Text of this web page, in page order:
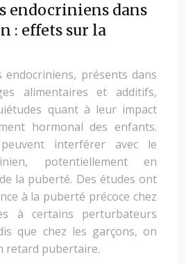
endocriniens dans
: effets sur la
présents dans
alimentaires et additifs,
quant à leur impact
hormonal des enfants.
interférer avec le
potentiellement en
la puberté. Des études ont
à la puberté précoce chez
à certains perturbateurs
que chez les garçons, on
retard pubertaire.